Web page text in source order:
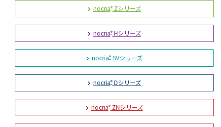
nocria®Zシリーズ
nocria®Hシリーズ
nocria®SVシリーズ
nocria®Dシリーズ
nocria®ZNシリーズ